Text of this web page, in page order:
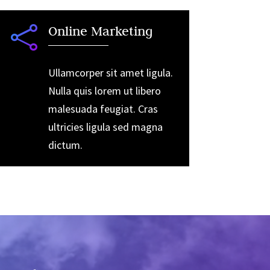
 Online Marketing
Ullamcorper sit amet ligula.
Nulla quis lorem ut libero
malesuada feugiat. Cras
ultricies ligula sed magna
dictum.